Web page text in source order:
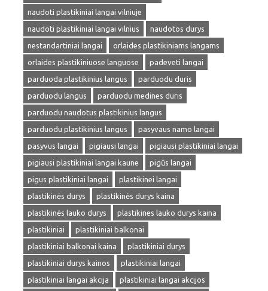
naudoti plastikiniai langai vilniuje
naudoti plastikiniai langai vilnius
naudotos durys
nestandartiniai langai
orlaides plastikiniams langams
orlaides plastikiniuose languose
padeveti langai
parduoda plastikinius langus
parduodu duris
parduodu langus
parduodu medines duris
parduodu naudotus plastikinius langus
parduodu plastikinius langus
pasyvaus namo langai
pasyvus langai
pigiausi langai
pigiausi plastikiniai langai
pigiausi plastikiniai langai kaune
pigūs langai
pigus plastikiniai langai
plastikinei langai
plastikinės durys
plastikinės durys kaina
plastikinės lauko durys
plastikines lauko durys kaina
plastikiniai
plastikiniai balkonai
plastikiniai balkonai kaina
plastikiniai durys
plastikiniai durys kainos
plastikiniai langai
plastikiniai langai akcija
plastikiniai langai akcijos